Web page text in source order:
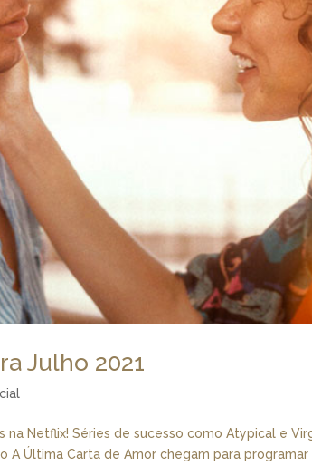
Julho 2021
Netflix! Séries de sucesso como Atypical e
A Última Carta de Amor chegam para programar